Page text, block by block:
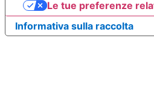
Informativa sulla raccolta
Le tue preferenze